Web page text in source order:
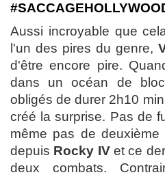
Aussi incroyable que
l'un des pires du genre,
d'être encore pire.
dans un océan de
obligés de durer 2h10
créé la surprise. Pas de
même pas de
depuis Rocky IVet ce
deux combats.